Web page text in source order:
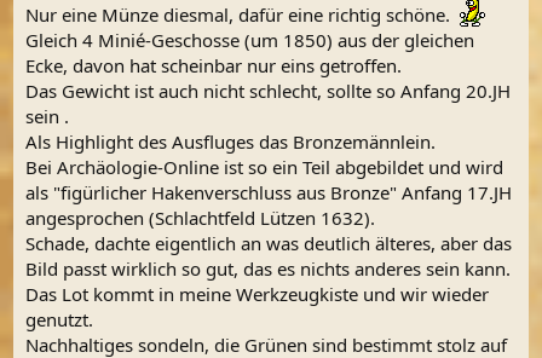
Nur eine Münze diesmal, dafür eine richtig schöne.
Gleich 4 Minié-Geschosse (um 1850) aus der gleichen
Ecke, davon hat scheinbar nur eins getroffen.
Das Gewicht ist auch nicht schlecht, sollte so Anfang 20.JH
sein .
Als Highlight des Ausfluges das Bronzemännlein.
Bei Archäologie-Online ist so ein Teil abgebildet und wird
als "figürlicher Hakenverschluss aus Bronze" Anfang 17.JH
angesprochen (Schlachtfeld Lützen 1632).
Schade, dachte eigentlich an was deutlich älteres, aber das
Bild passt wirklich so gut, das es nichts anderes sein kann.
Das Lot kommt in meine Werkzeugkiste und wir wieder
genutzt.
Nachhaltiges sondeln, die Grünen sind bestimmt stolz auf